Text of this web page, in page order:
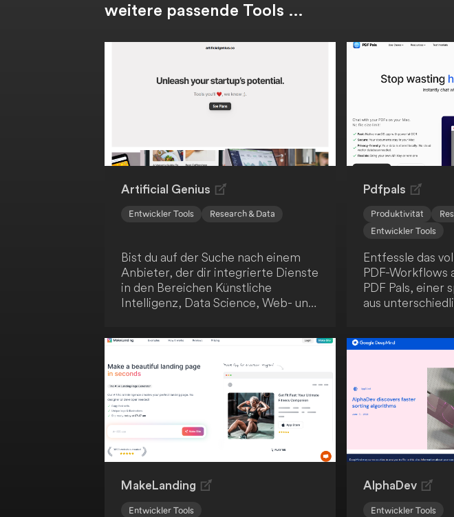
weitere passende Tools …
Artificial Genius
Entwickler Tools Research & Data
Bist du auf der Suche nach einem
Anbieter, der dir integrierte Dienste
in den Bereichen Künstliche
Intelligenz, Data Science, Web- und
Richtige für dich! Das Unternehmen
positioniert sich als One-Stop-Shop
für technologische Lösungen, die
sowohl für Start-ups als auch
etablierte Firmen relevant sind. Mit
der transparenten und zugänglichen
Preisgestaltung können Kunden von
profitieren.
Pdfpals
Produktivität
Entwickler Tools
Entfessle das
PDF-Workflows
PDF Pals, einer
aus
verlässlichen
PDF-Belange.
umfassende
Interaktion mit
optimal auf die
Fachleuten
MakeLanding
Entwickler Tools
AlphaDev
Entwickler Tools